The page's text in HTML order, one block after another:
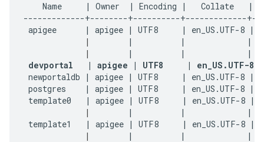
Name     | Owner  | Encoding |   Collate   |
-------------+--------+----------+-------------
apigee      | apigee | UTF8     | en_US.UTF-8 |
|
|          |             |
|
|          |             |
devportal   | apigee | UTF8     | en_US.UTF-8
newportaldb | apigee | UTF8     | en_US.UTF-8 |
postgres    | apigee | UTF8     | en_US.UTF-8 |
template0   | apigee | UTF8     | en_US.UTF-8 |
|
|          |             |
template1   | apigee | UTF8     | en_US.UTF-8 |
|
|          |             |